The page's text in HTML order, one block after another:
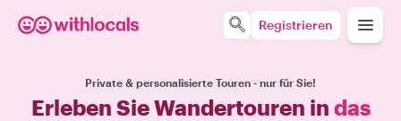
Registrieren
Private & personalisierte Touren - nur für Sie!
Erleben Sie Wandertouren in das